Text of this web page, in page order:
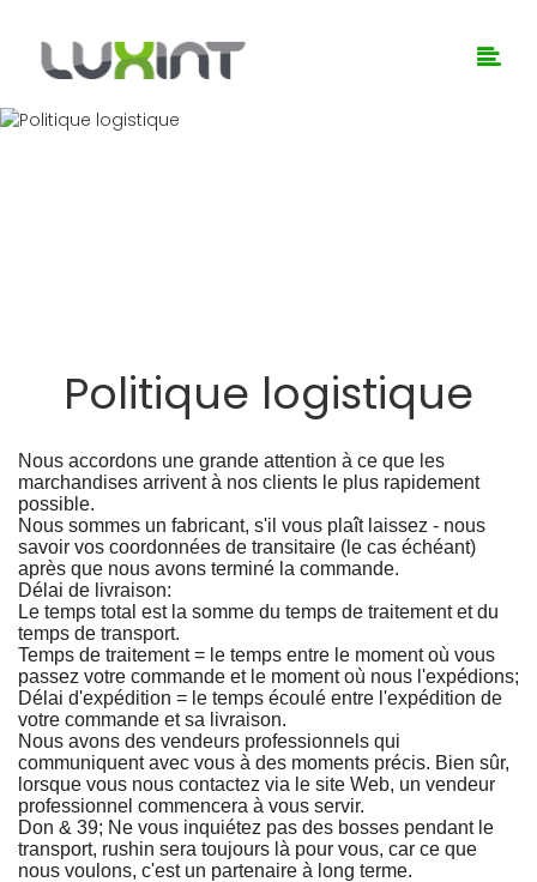
Politique logistique
Nous accordons une grande attention à ce que les
marchandises arrivent à nos clients le plus rapidement
possible.
Nous sommes un fabricant, s'il vous plaît laissez - nous
savoir vos coordonnées de transitaire (le cas échéant)
après que nous avons terminé la commande.
Délai de livraison:
Le temps total est la somme du temps de traitement et du
temps de transport.
Temps de traitement = le temps entre le moment où vous
passez votre commande et le moment où nous l'expédions;
Délai d'expédition = le temps écoulé entre l'expédition de
votre commande et sa livraison.
Nous avons des vendeurs professionnels qui
communiquent avec vous à des moments précis. Bien sûr,
lorsque vous nous contactez via le site Web, un vendeur
professionnel commencera à vous servir.
Don & 39; Ne vous inquiétez pas des bosses pendant le
transport, rushin sera toujours là pour vous, car ce que
nous voulons, c'est un partenaire à long terme.